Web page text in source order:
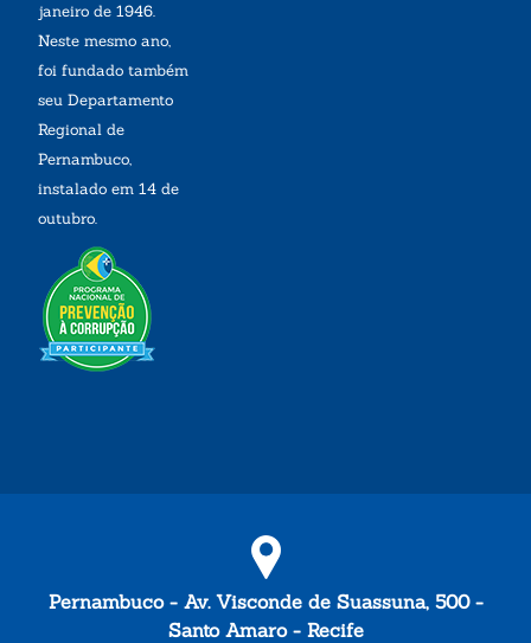
janeiro de 1946.
Neste mesmo ano,
foi fundado também
seu Departamento
Regional de
Pernambuco,
instalado em 14 de
outubro.
Pernambuco - Av. Visconde de Suassuna, 500 -
Santo Amaro - Recife